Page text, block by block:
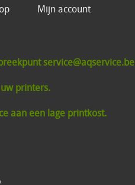
Mijn account
service@aqservice.be
printers.
aan een lage printkost.